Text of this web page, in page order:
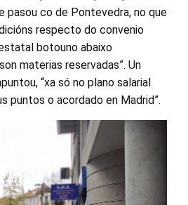
pasou co de Pontevedra, no que
respecto do convenio
botouno abaixo
materias reservadas”. Un
“xa só no plano salarial
puntos o acordado en Madrid”.